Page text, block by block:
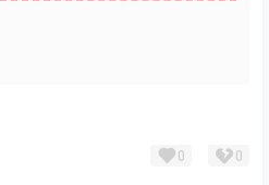
0 0